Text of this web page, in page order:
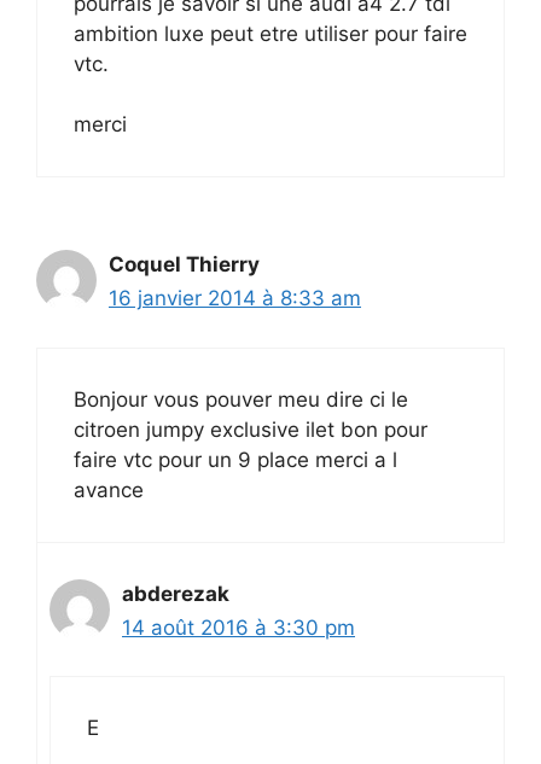
ambition luxe peut etre utiliser pour faire
vtc.
merci
Coquel Thierry
16 janvier 2014 à 8:33 am
Bonjour vous pouver meu dire ci le
citroen jumpy exclusive ilet bon pour
faire vtc pour un 9 place merci a l
avance
abderezak
14 août 2016 à 3:30 pm
E